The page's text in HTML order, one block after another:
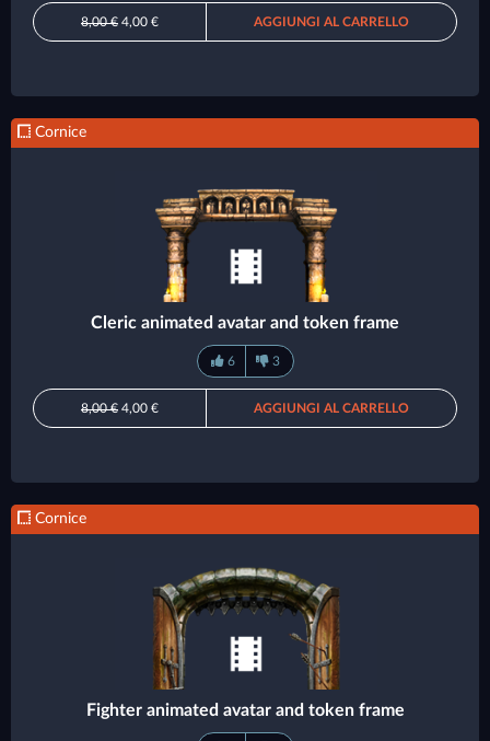
8,00 € 4,00 € AGGIUNGI AL CARRELLO
Cornice
Cleric animated avatar and token frame
6 3
8,00 € 4,00 € AGGIUNGI AL CARRELLO
Cornice
Fighter animated avatar and token frame